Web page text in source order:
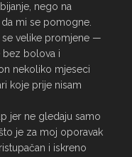
nego na
mi se pomogne.
velike promjene —
bez bolova i
nekoliko mjeseci
koje prije nisam
jer ne gledaju samo
je za moj oporavak
i iskreno